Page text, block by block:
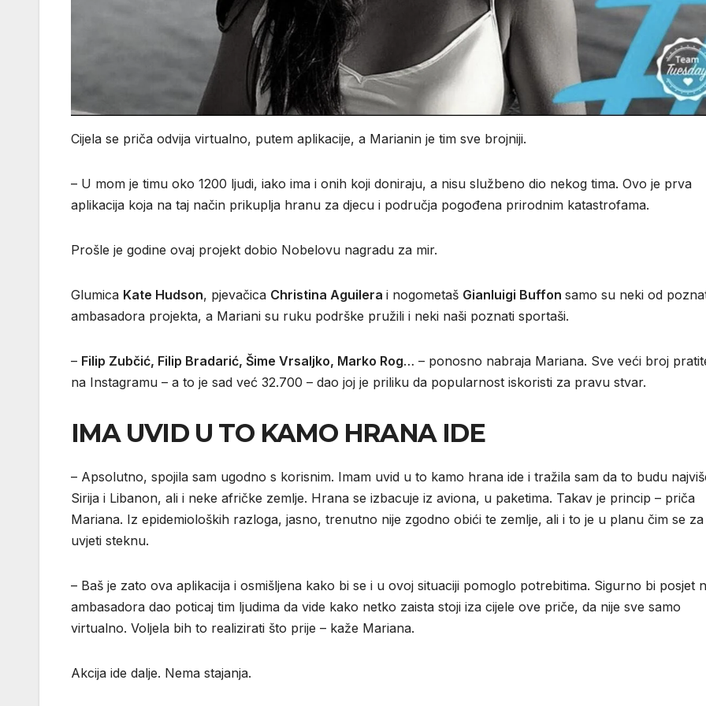
Cijela se priča odvija virtualno, putem aplikacije, a Marianin je tim sve brojniji.
– U mom je timu oko 1200 ljudi, iako ima i onih koji doniraju, a nisu službeno dio nekog tima. Ovo je prva
aplikacija koja na taj način prikuplja hranu za djecu i područja pogođena prirodnim katastrofama.
Prošle je godine ovaj projekt dobio Nobelovu nagradu za mir.
Glumica Kate Hudson, pjevačica Christina Aguilera i nogometaš Gianluigi Buffon samo su neki od
ambasadora projekta, a Mariani su ruku podrške pružili i neki naši poznati sportaši.
– Filip Zubčić, Filip Bradarić, Šime Vrsaljko, Marko Rog… – ponosno nabraja Mariana. Sve veći broj
na Instagramu – a to je sad već 32.700 – dao joj je priliku da popularnost iskoristi za pravu stvar.
IMA UVID U TO KAMO HRANA IDE
– Apsolutno, spojila sam ugodno s korisnim. Imam uvid u to kamo hrana ide i tražila sam da to budu
Sirija i Libanon, ali i neke afričke zemlje. Hrana se izbacuje iz aviona, u paketima. Takav je princip – priča
Mariana. Iz epidemioloških razloga, jasno, trenutno nije zgodno obići te zemlje, ali i to je u planu čim se
uvjeti steknu.
– Baš je zato ova aplikacija i osmišljena kako bi se i u ovoj situaciji pomoglo potrebitima. Sigurno bi posjet
ambasadora dao poticaj tim ljudima da vide kako netko zaista stoji iza cijele ove priče, da nije sve samo
virtualno. Voljela bih to realizirati što prije – kaže Mariana.
Akcija ide dalje. Nema stajanja.